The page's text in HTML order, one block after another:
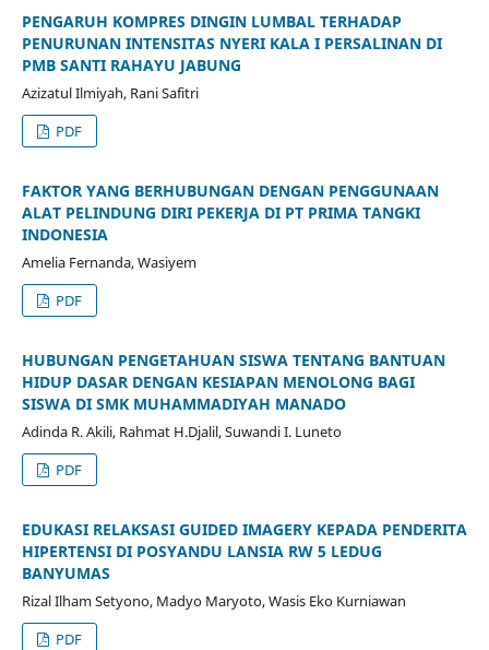
PENGARUH KOMPRES DINGIN LUMBAL TERHADAP
PENURUNAN INTENSITAS NYERI KALA I PERSALINAN DI
PMB SANTI RAHAYU JABUNG
Azizatul Ilmiyah, Rani Safitri
PDF
FAKTOR YANG BERHUBUNGAN DENGAN PENGGUNAAN
ALAT PELINDUNG DIRI PEKERJA DI PT PRIMA TANGKI
INDONESIA
Amelia Fernanda, Wasiyem
PDF
HUBUNGAN PENGETAHUAN SISWA TENTANG BANTUAN
HIDUP DASAR DENGAN KESIAPAN MENOLONG BAGI
SISWA DI SMK MUHAMMADIYAH MANADO
Adinda R. Akili, Rahmat H.Djalil, Suwandi I. Luneto
PDF
EDUKASI RELAKSASI GUIDED IMAGERY KEPADA PENDERITA
HIPERTENSI DI POSYANDU LANSIA RW 5 LEDUG
BANYUMAS
Rizal Ilham Setyono, Madyo Maryoto, Wasis Eko Kurniawan
PDF